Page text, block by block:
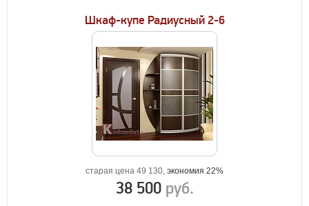
Шкаф-купе Радиусный 2-6
старая цена 49 130, экономия 22%
38 500 руб.